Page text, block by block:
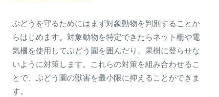
ぶどうを守るためにはまず対象動物を判別することか
らはじめます。対象動物を特定できたらネット柵や電
気柵を使用してぶどう園を囲んだり、果樹に登らせな
いように対策します。これらの対策を組み合わせるこ
とで、ぶどう園の獣害を最小限に抑えることができま
す。